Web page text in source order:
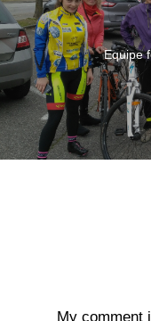
Equipe
My comment